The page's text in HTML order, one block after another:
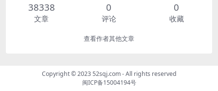
38338
文章
0
评论
0
收藏
查看作者其他文章
Copyright © 2023 52sqj.com- All rights reserved
闽ICP备15004194号